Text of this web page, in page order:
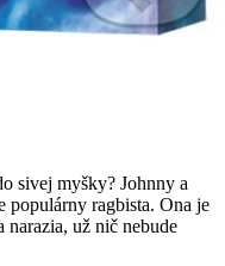
sivej myšky? Johnny a
populárny ragbista. Ona je
narazia, už nič nebude